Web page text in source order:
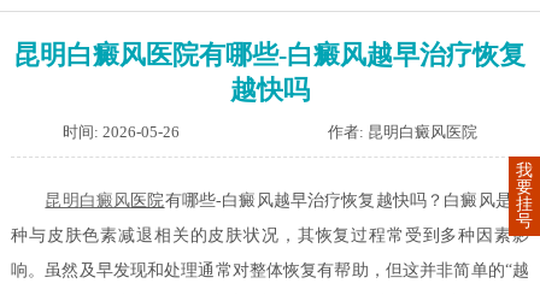
昆明白癜风医院有哪些-白癜风越早治疗恢复
越快吗
时间: 2026-05-26 作者: 昆明白癜风医院
昆明 白癜风 医院有哪些-白癜风越早治疗恢复越快吗？白癜风是一
种与皮肤色素减退相关的皮肤状况，其恢复过程常受到多种因素影
响。虽然及早发现和处理通常对整体恢复有帮助，但这并非简单的“越
我
要
挂
号